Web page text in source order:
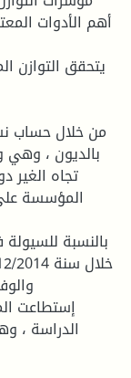
أهم الأدوات
بالديون ،
تجاه
المؤسسة
الدراسة ،